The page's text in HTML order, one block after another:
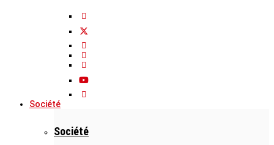
Société
Société